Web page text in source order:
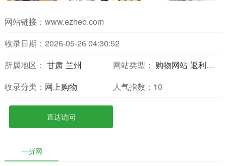
网站链接： www.ezheb.com
收录日期：2026-05-26 04:30:52
所属地区： 甘肃 兰州 网站类型： 购物网站 返利比价
收录分类： 网上购物 人气指数： 10
直达访问
一折网